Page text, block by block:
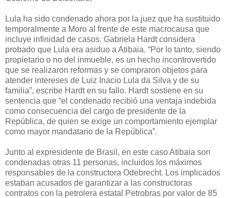
Lula ha sido condenado ahora por la juez que ha sustituido
temporalmente a Moro al frente de este macrocausa que
incluye infinidad de casos. Gabriela Hardt considera
probado que Lula era asiduo a Atibaia. “Por lo tanto, siendo
propietario o no del inmueble, es un hecho incontrovertido
que se realizaron reformas y se compraron objetos para
atender intereses de Luiz Inacio Lula da Silva y de su
familia”, escribe Hardt en su fallo. Hardt sostiene en su
sentencia que “el condenado recibió una ventaja indebida
como consecuencia del cargo de presidente de la
República, de quien se exige un comportamiento ejemplar
como mayor mandatario de la República”.
Junto al expresidente de Brasil, en este caso Atibaia son
condenadas otras 11 personas, incluidos los máximos
responsables de la constructora Odebrecht. Los implicados
estaban acusados de garantizar a las constructoras
contratos con la petrolera estatal Petrobras por valor de 85